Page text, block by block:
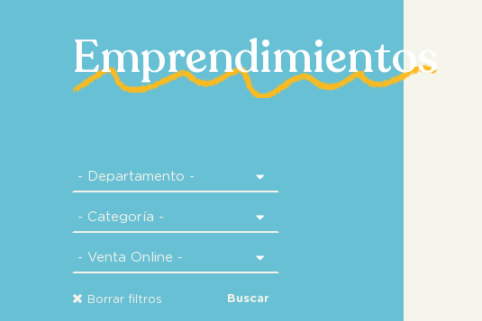
Emprendimientos
Borrar filtros Buscar